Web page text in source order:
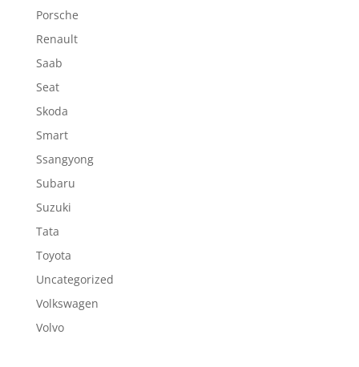
Porsche
Renault
Saab
Seat
Skoda
Smart
Ssangyong
Subaru
Suzuki
Tata
Toyota
Uncategorized
Volkswagen
Volvo